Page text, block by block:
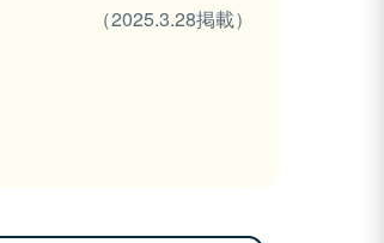
（2025.3.28掲載）